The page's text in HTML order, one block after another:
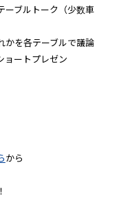
ーブルトーク（少数車
を各テーブルで議論
ョートプレゼン
から